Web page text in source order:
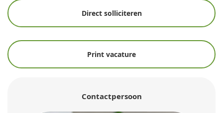
Direct solliciteren
Print vacature
Contactpersoon